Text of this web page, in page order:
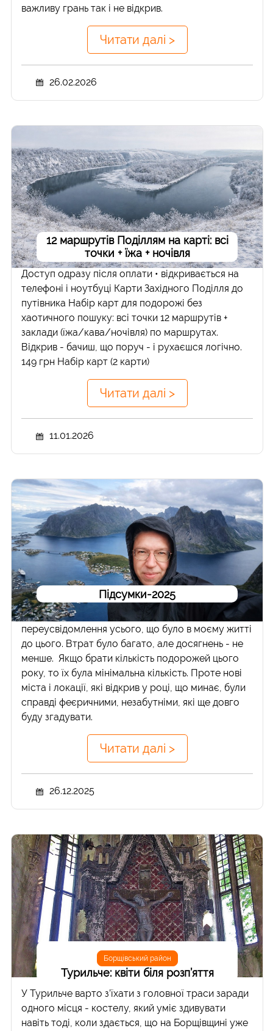
важливу грань так і не відкрив.
Читати далі >
26.02.2026
12 маршрутів Поділлям на карті: всі
точки + їжа + ночівля
Доступ одразу після оплати • відкривається на
телефоні і ноутбуці Карти Західного Поділля до
путівника Набір карт для подорожі без
хаотичного пошуку: всі точки 12 маршрутів +
заклади (їжа/кава/ночівля) по маршрутах.
Відкрив - бачиш, що поруч - і рухаєшся логічно.
149 грн Набір карт (2 карти)
Читати далі >
11.01.2026
Підсумки-2025
Ще один складний рік, який став роком
переусвідомлення усього, що було в моєму житті
до цього. Втрат було багато, але досягнень - не
менше. Якщо брати кількість подорожей цього
року, то їх була мінімальна кількість. Проте нові
міста і локації, які відкрив у році, що минає, були
справді феєричними, незабутніми, які ще довго
буду згадувати.
Читати далі >
26.12.2025
Борщівський район
Турильче: квіти біля розп’яття
У Турильче варто з’їхати з головної траси заради
одного місця - костелу, який уміє здивувати
навіть тоді, коли здається, що на Борщівщині уже